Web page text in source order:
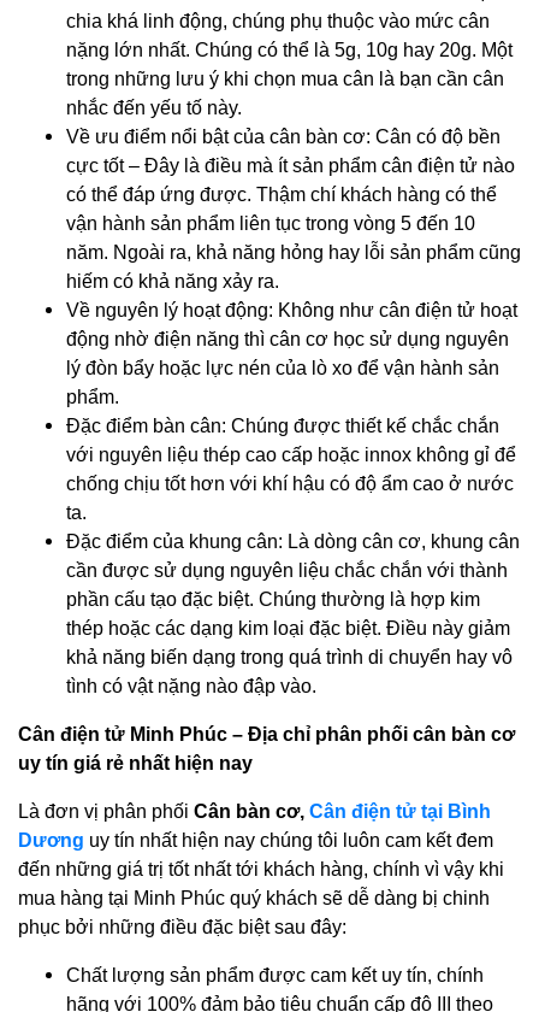
chia khá linh động, chúng phụ thuộc vào mức cân
nặng lớn nhất. Chúng có thể là 5g, 10g hay 20g. Một
trong những lưu ý khi chọn mua cân là bạn cần cân
nhắc đến yếu tố này.
Về ưu điểm nổi bật của cân bàn cơ: Cân có độ bền
cực tốt – Đây là điều mà ít sản phẩm cân điện tử nào
có thể đáp ứng được. Thậm chí khách hàng có thể
vận hành sản phẩm liên tục trong vòng 5 đến 10
năm. Ngoài ra, khả năng hỏng hay lỗi sản phẩm cũng
hiếm có khả năng xảy ra.
Về nguyên lý hoạt động: Không như cân điện tử hoạt
động nhờ điện năng thì cân cơ học sử dụng nguyên
lý đòn bẩy hoặc lực nén của lò xo để vận hành sản
phẩm.
Đặc điểm bàn cân: Chúng được thiết kế chắc chắn
với nguyên liệu thép cao cấp hoặc innox không gỉ để
chống chịu tốt hơn với khí hậu có độ ẩm cao ở nước
ta.
Đặc điểm của khung cân: Là dòng cân cơ, khung cân
cần được sử dụng nguyên liệu chắc chắn với thành
phần cấu tạo đặc biệt. Chúng thường là hợp kim
thép hoặc các dạng kim loại đặc biệt. Điều này giảm
khả năng biến dạng trong quá trình di chuyển hay vô
tình có vật nặng nào đập vào.
Cân điện tử Minh Phúc – Địa chỉ phân phối cân bàn cơ
uy tín giá rẻ nhất hiện nay
Là đơn vị phân phối Cân bàn cơ, Cân điện tử tại Bình
Dương uy tín nhất hiện nay chúng tôi luôn cam kết đem
đến những giá trị tốt nhất tới khách hàng, chính vì vậy khi
mua hàng tại Minh Phúc quý khách sẽ dễ dàng bị chinh
phục bởi những điều đặc biệt sau đây:
Chất lượng sản phẩm được cam kết uy tín, chính
hãng với 100% đảm bảo tiêu chuẩn cấp độ III theo